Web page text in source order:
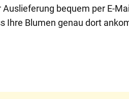
bequem per E-
Ihre Blumen genau dort